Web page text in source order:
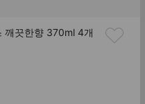
깨끗한향 370ml 4개